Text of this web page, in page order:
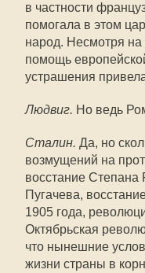
в частности
помогала в этом
народ. Несмотря на
помощь
устрашения
Людвиг. Но ведь
Сталин. Да, но
возмущений на
восстание Степана
Пугачева,
1905 года,
Октябрьская
что нынешние
жизни страны в